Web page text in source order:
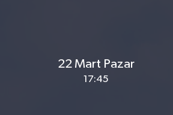
22 Mart Pazar
17:45